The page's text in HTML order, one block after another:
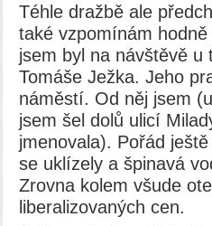
Téhle dražbě ale
také vzpomínám
jsem byl na návštěvě u
Tomáše Ježka. Jeho
náměstí. Od něj jsem
jsem šel dolů ulicí
jmenovala). Pořád
se uklízely a špinavá
Zrovna kolem všude
liberalizovaných cen.